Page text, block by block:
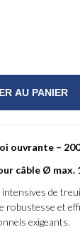
ouvrante –
câble Ø max.
de
robustesse et
exigeants.